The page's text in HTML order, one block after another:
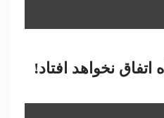
نخواهد افتاد!